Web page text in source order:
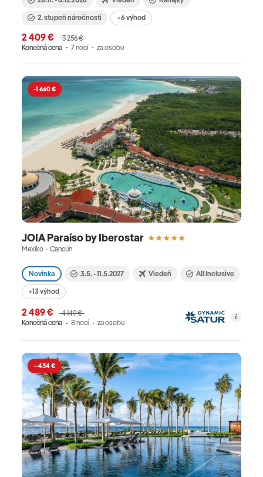
2. stupeň náročnosti
+6 výhod
2 409 €
3 256 €
Konečná cena
7 nocí za osobu
-1 660 €
JOIA Paraíso by Iberostar
Mexiko · Cancún
Novinka 3.5. - 11.5.2027 Viedeň All Inclusive
+13 výhod
2 489 €
4 149 €
Konečná cena
8 nocí za osobu
--434 €